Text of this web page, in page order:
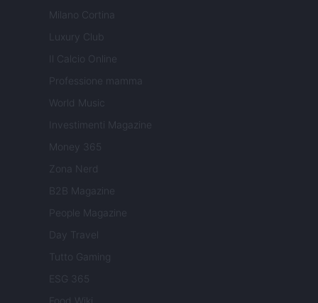
Milano Cortina
Luxury Club
Il Calcio Online
Professione mamma
World Music
Investimenti Magazine
Money 365
Zona Nerd
B2B Magazine
People Magazine
Day Travel
Tutto Gaming
ESG 365